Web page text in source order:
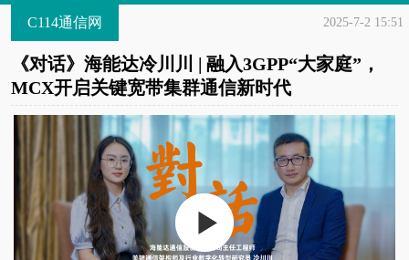
C114通信网 2025-7-2 15:51
《对话》海能达冷川川 | 融入3GPP“大家庭”，
MCX开启关键宽带集群通信新时代